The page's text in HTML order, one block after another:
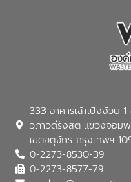
333 อาคารเล้าเป้งง้วน
วิภาวดีรังสิต แขวงจอม
เขตจตุจักร กรุงเทพฯ
0-2273-8530-39
0-2273-8577-79